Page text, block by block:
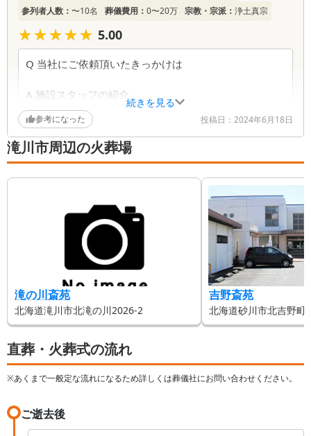
続きを見る
参列者人数： 〜10名 葬儀費用： 0〜20万 宗教・宗派： 浄土真宗
★★★★★
★★★★★ 5.00
Q 当社にご依頼頂いたきっかけは
A.施設スタッフの紹介
Q実際にご利用頂いたご感想をご自由にご記入ください
ませ。
私達に寄り添ってくれて、気持ちも落ち着きました。
心強かったです。
参考になった 投稿日： 2024年6月18日
滝川市周辺の火葬場
滝の川斎苑
北海道滝川市北滝の川2026-2
吉野斎苑
北海道砂川市北吉野町
直葬・火葬式の流れ
※あくまで一般定な流れになるため詳しくは葬儀社にお問い合わせください。
ご逝去後